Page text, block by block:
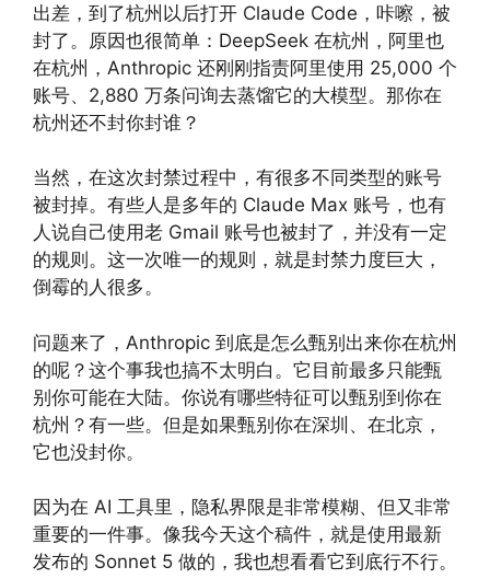
出差，到了杭州以后打开 Claude Code，咔嚓，被
封了。原因也很简单：DeepSeek 在杭州，阿里也
在杭州，Anthropic 还刚刚指责阿里使用 25,000 个
账号、2,880 万条问询去蒸馏它的大模型。那你在
杭州还不封你封谁？
当然，在这次封禁过程中，有很多不同类型的账号
被封掉。有些人是多年的 Claude Max 账号，也有
人说自己使用老 Gmail 账号也被封了，并没有一定
的规则。这一次唯一的规则，就是封禁力度巨大，
倒霉的人很多。
问题来了，Anthropic 到底是怎么甄别出来你在杭州
的呢？这个事我也搞不太明白。它目前最多只能甄
别你可能在大陆。你说有哪些特征可以甄别到你在
杭州？有一些。但是如果甄别你在深圳、在北京，
它也没封你。
因为在 AI 工具里，隐私界限是非常模糊、但又非常
重要的一件事。像我今天这个稿件，就是使用最新
发布的 Sonnet 5 做的，我也想看看它到底行不行。